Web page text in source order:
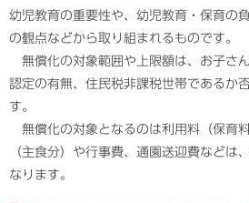
幼児教育の重要性や、幼児教育・保育の
の観点などから取り組まれるものです。
無償化の対象範囲や上限額は、お子さ
認定の有無、住民税非課税世帯であるか
す。
無償化の対象となるのは利用料（保育
（主食分）や行事費、通園送迎費などは
なります。